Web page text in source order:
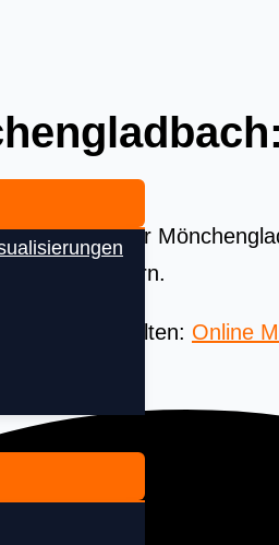
Agentur für
steigern.
aus aller Welten: Online